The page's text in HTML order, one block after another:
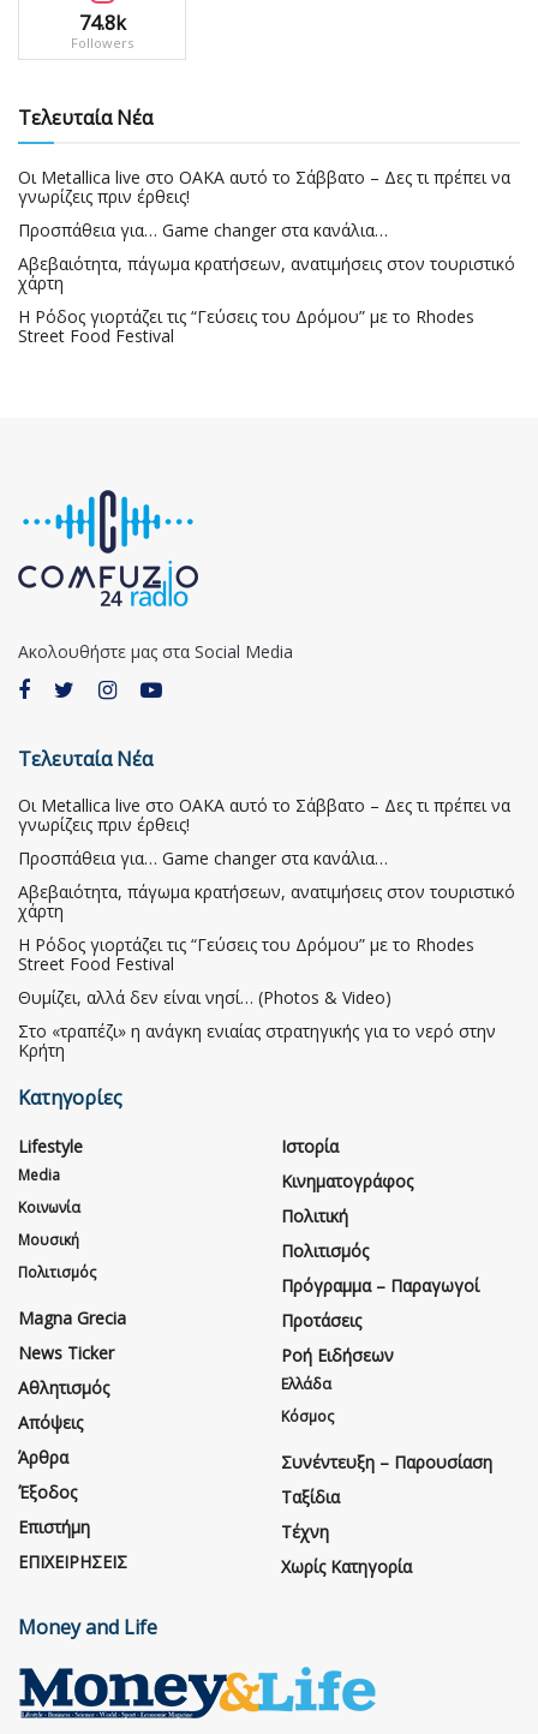
74.8k
Followers
Τελευταία Νέα
Οι Metallica live στο ΟΑΚΑ αυτό το Σάββατο – Δες τι πρέπει να
γνωρίζεις πριν έρθεις!
Προσπάθεια για… Game changer στα κανάλια…
Αβεβαιότητα, πάγωμα κρατήσεων, ανατιμήσεις στον τουριστικό
χάρτη
Η Ρόδος γιορτάζει τις “Γεύσεις του Δρόμου” με το Rhodes
Street Food Festival
Ακολουθήστε μας στα Social Media
Τελευταία Νέα
Οι Metallica live στο ΟΑΚΑ αυτό το Σάββατο – Δες τι πρέπει να
γνωρίζεις πριν έρθεις!
Προσπάθεια για… Game changer στα κανάλια…
Αβεβαιότητα, πάγωμα κρατήσεων, ανατιμήσεις στον τουριστικό
χάρτη
Η Ρόδος γιορτάζει τις “Γεύσεις του Δρόμου” με το Rhodes
Street Food Festival
Θυμίζει, αλλά δεν είναι νησί… (Photos & Video)
Στο «τραπέζι» η ανάγκη ενιαίας στρατηγικής για το νερό στην
Κρήτη
Κατηγορίες
Lifestyle
Media
Κοινωνία
Μουσική
Πολιτισμός
Magna Grecia
News Ticker
Αθλητισμός
Απόψεις
Άρθρα
Έξοδος
Επιστήμη
ΕΠΙΧΕΙΡΗΣΕΙΣ
Ιστορία
Κινηματογράφος
Πολιτική
Πολιτισμός
Πρόγραμμα – Παραγωγοί
Προτάσεις
Ροή Ειδήσεων
Ελλάδα
Κόσμος
Συνέντευξη – Παρουσίαση
Ταξίδια
Τέχνη
Χωρίς Κατηγορία
Money and Life